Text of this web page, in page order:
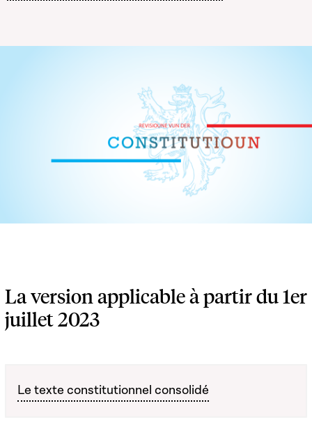
La version applicable à partir du 1er
juillet 2023
Le texte constitutionnel consolidé